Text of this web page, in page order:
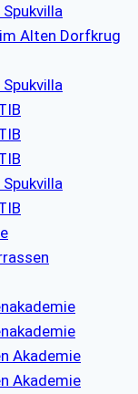
Alten Dorfkrug
Akademie
Akademie